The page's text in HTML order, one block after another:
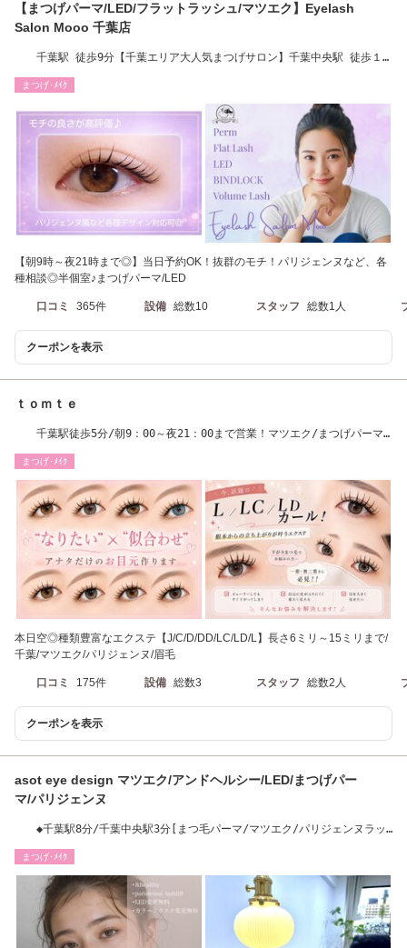
【まつげパーマ/LED/フラットラッシュ/マツエク】Eyelash
Salon Mooo 千葉店
千葉駅 徒歩9分【千葉エリア大人気まつげサロン】千葉中央駅 徒歩１
まつげ･ﾒｲｸ
【朝9時～夜21時まで◎】当日予約OK！抜群のモチ！パリジェンヌなど、各
種相談◎半個室♪まつげパーマ/LED
口コミ 365件 設備 総数10 スタッフ 総数1人
クーポンを表示
ｔｏｍｔｅ
千葉駅徒歩5分/朝9：00～夜21：00まで営業！マツエク/まつげパーマ/
まつげ･ﾒｲｸ
本日空◎種類豊富なエクステ【J/C/D/DD/LC/LD/L】長さ6ミリ～15ミリまで/
千葉/マツエク/パリジェンヌ/眉毛
口コミ 175件 設備 総数3 スタッフ 総数2人
クーポンを表示
asot eye design マツエク/アンドヘルシー/LED/まつげパー
マ/パリジェンヌ
◆千葉駅8分/千葉中央駅3分[まつ毛パーマ/マツエク/パリジェンヌラッ
まつげ･ﾒｲｸ